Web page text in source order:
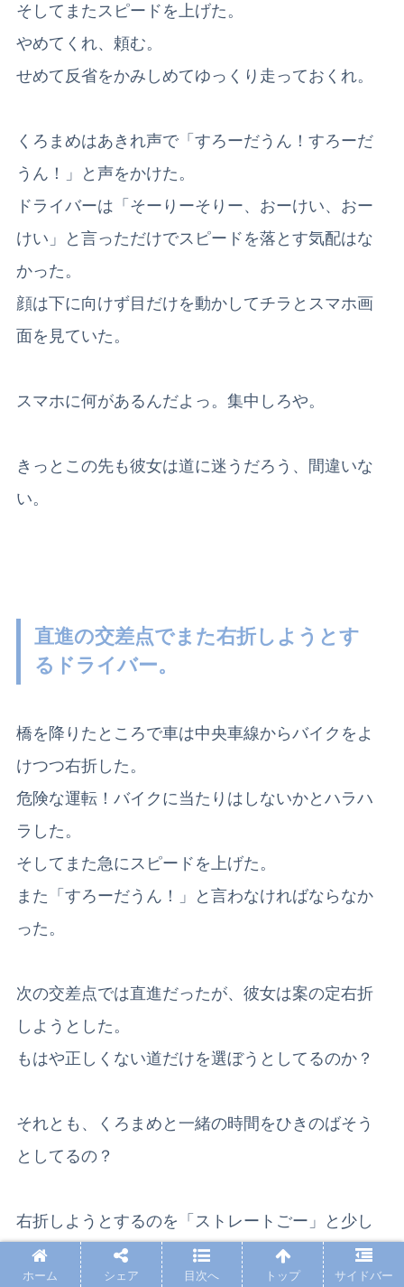
そしてまたスピードを上げた。
やめてくれ、頼む。
せめて反省をかみしめてゆっくり走っておくれ。
くろまめはあきれ声で「すろーだうん！すろーだ
うん！」と声をかけた。
ドライバーは「そーりーそりー、おーけい、おー
けい」と言っただけでスピードを落とす気配はな
かった。
顔は下に向けず目だけを動かしてチラとスマホ画
面を見ていた。
スマホに何があるんだよっ。集中しろや。
きっとこの先も彼女は道に迷うだろう、 間違いな
い。
直進の交差点でまた右折しようとす
るドライバー。
橋を降りたところで車は中央車線からバイクをよ
けつつ右折した。
危険な運転！ バイクに当たりはしないかとハラハ
ラした。
そしてまた急にスピードを上げた。
また「すろーだうん！」と言わなければならなか
った。
次の交差点では直進だったが、彼女は案の定右折
しようとした。
もはや正しくない道だけを選ぼうとしてるのか？
それとも、くろまめと一緒の時間をひきのばそう
としてるの？
右折しようとするのを「ストレートごー」と少し
強めに言って、身を乗り出し進むべき道を指さし
ホーム シェア 目次へ トップ サイドバー